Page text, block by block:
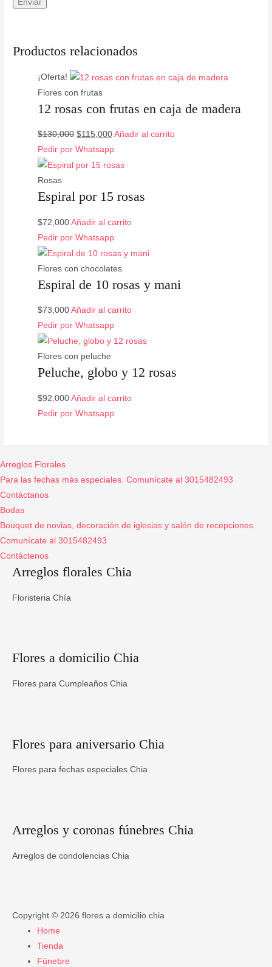
Productos relacionados
¡Oferta!
Flores con frutas
12 rosas con frutas en caja de madera
$130,000 $115,000 Añadir al carrito
Pedir por Whatsapp
Rosas
Espiral por 15 rosas
$72,000 Añadir al carrito
Pedir por Whatsapp
Flores con chocolates
Espiral de 10 rosas y mani
$73,000 Añadir al carrito
Pedir por Whatsapp
Flores con peluche
Peluche, globo y 12 rosas
$92,000 Añadir al carrito
Pedir por Whatsapp
Arreglos Florales
Para las fechas más especiales. Comunícate al 3015482493
Contáctanos
Bodas
Bouquet de novias, decoración de iglesias y salón de recepciones.
Comunícate al 3015482493
Contáctenos
Arreglos florales Chia
Floristeria Chía
Flores a domicilio Chia
Flores para Cumpleaños Chia
Flores para aniversario Chia
Flores para fechas especiales Chia
Arreglos y coronas fúnebres Chia
Arreglos de condolencias Chia
Copyright © 2026 flores a domicilio chia
Home
Tienda
Fúnebre